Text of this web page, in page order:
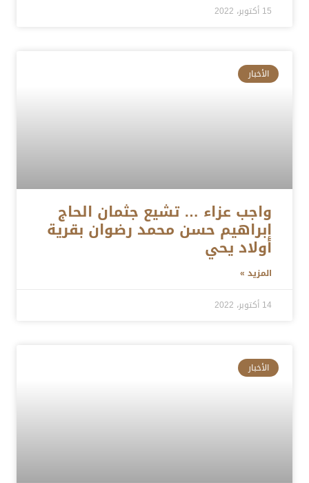
15 أكتوبر، 2022
الأخبار
واجب عزاء … تشيع جثمان الحاج
إبراهيم حسن محمد رضوان بقرية
أولاد يحي
المزيد »
14 أكتوبر، 2022
الأخبار